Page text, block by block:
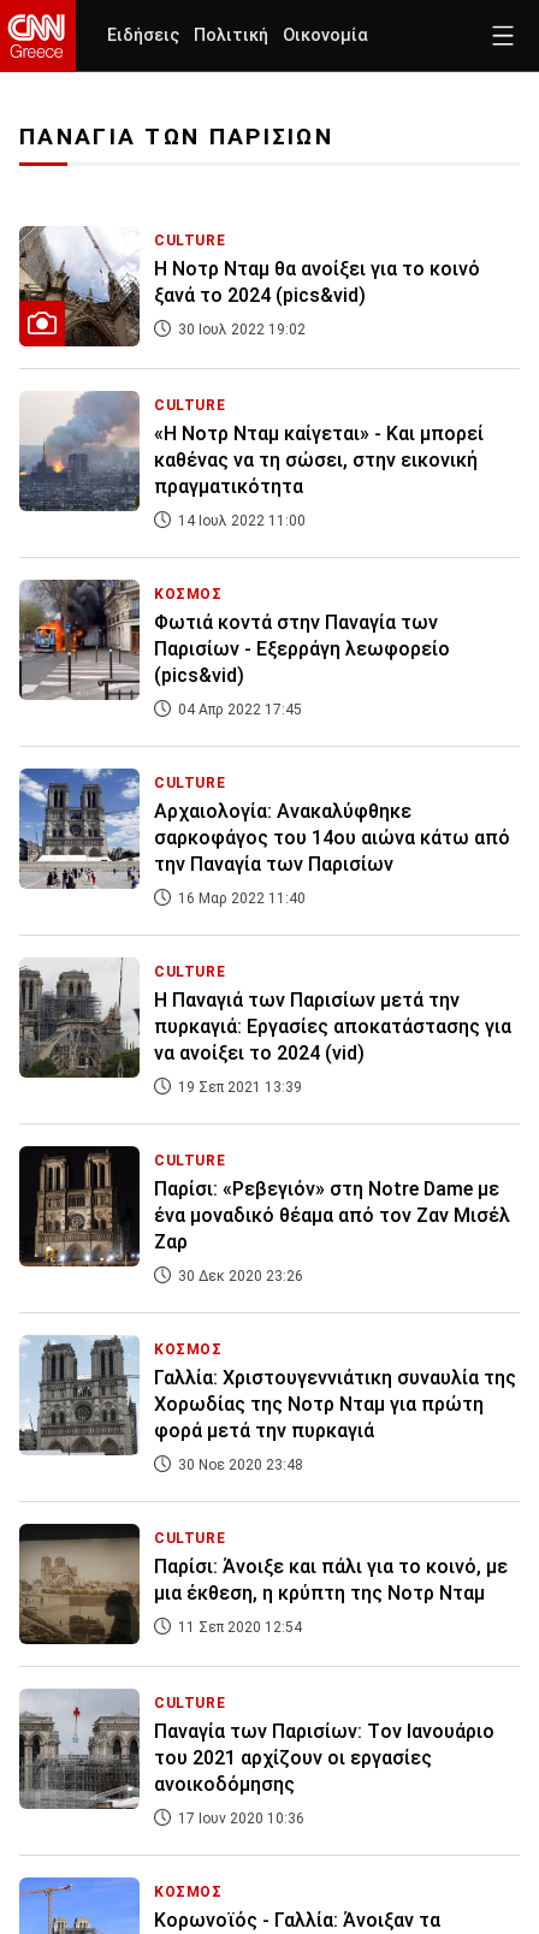
Ειδήσεις Πολιτική Οικονομία
ΠΑΝΑΓΙΑ ΤΩΝ ΠΑΡΙΣΙΩΝ
CULTURE
Η Νοτρ Νταμ θα ανοίξει για το κοινό
ξανά το 2024 (pics&vid)
30 Ιουλ 2022 19:02
CULTURE
«Η Νοτρ Νταμ καίγεται» - Και μπορεί
καθένας να τη σώσει, στην εικονική
πραγματικότητα
14 Ιουλ 2022 11:00
ΚΟΣΜΟΣ
Φωτιά κοντά στην Παναγία των
Παρισίων - Εξερράγη λεωφορείο
(pics&vid)
04 Απρ 2022 17:45
CULTURE
Αρχαιολογία: Ανακαλύφθηκε
σαρκοφάγος του 14ου αιώνα κάτω από
την Παναγία των Παρισίων
16 Μαρ 2022 11:40
CULTURE
Η Παναγιά των Παρισίων μετά την
πυρκαγιά: Εργασίες αποκατάστασης για
να ανοίξει το 2024 (vid)
19 Σεπ 2021 13:39
CULTURE
Παρίσι: «Ρεβεγιόν» στη Notre Dame με
ένα μοναδικό θέαμα από τον Ζαν Μισέλ
Ζαρ
30 Δεκ 2020 23:26
ΚΟΣΜΟΣ
Γαλλία: Χριστουγεννιάτικη συναυλία της
Χορωδίας της Νοτρ Νταμ για πρώτη
φορά μετά την πυρκαγιά
30 Νοε 2020 23:48
CULTURE
Παρίσι: Άνοιξε και πάλι για το κοινό, με
μια έκθεση, η κρύπτη της Νοτρ Νταμ
11 Σεπ 2020 12:54
CULTURE
Παναγία των Παρισίων: Tον Ιανουάριο
του 2021 αρχίζουν οι εργασίες
ανοικοδόμησης
17 Ιουν 2020 10:36
ΚΟΣΜΟΣ
Κορωνοϊός - Γαλλία: Άνοιξαν τα